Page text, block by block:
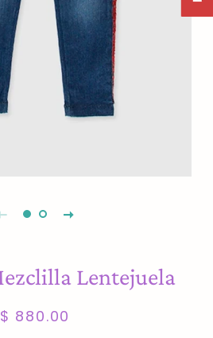
Lentejuela
Precio
Precio
$ 880.00